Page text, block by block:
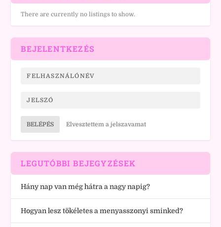
There are currently no listings to show.
BEJELENTKEZÉS
BELÉPÉS Elvesztettem a jelszavamat
LEGUTÓBBI BEJEGYZÉSEK
Hány nap van még hátra a nagy napig?
Hogyan lesz tökéletes a menyasszonyi sminked?